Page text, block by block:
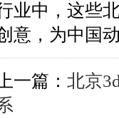
业中，这些
意，为中国
上一篇： 北京